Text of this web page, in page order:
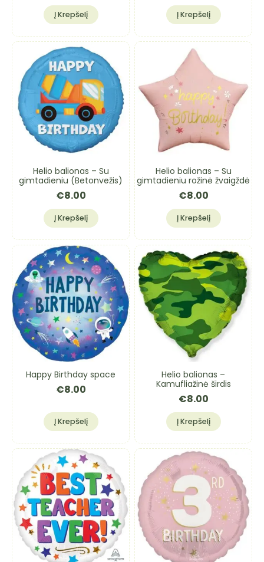
Į Krepšelį Į Krepšelį
Helio balionas – Su
gimtadieniu (Betonvežis)
€8.00
Į Krepšelį
Helio balionas – Su
gimtadieniu rožinė žvaigždė
€8.00
Į Krepšelį
Happy Birthday space
€8.00
Į Krepšelį
Helio balionas –
Kamufliažinė širdis
€8.00
Į Krepšelį